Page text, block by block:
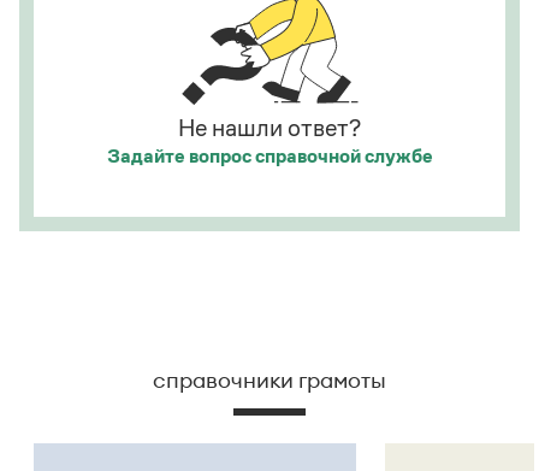
Не нашли ответ?
Задайте вопроссправочной службе
справочники грамоты